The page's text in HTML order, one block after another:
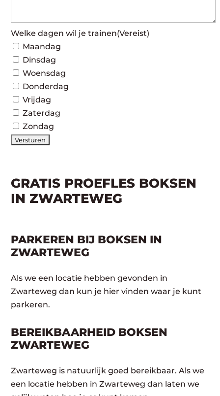
Welke dagen wil je trainen(Vereist)
Maandag
Dinsdag
Woensdag
Donderdag
Vrijdag
Zaterdag
Zondag
GRATIS PROEFLES BOKSEN
IN ZWARTEWEG
PARKEREN BIJ BOKSEN IN
ZWARTEWEG
Als we een locatie hebben gevonden in
Zwarteweg dan kun je hier vinden waar je kunt
parkeren.
BEREIKBAARHEID BOKSEN
ZWARTEWEG
Zwarteweg is natuurlijk goed bereikbaar. Als we
een locatie hebben in Zwarteweg dan laten we